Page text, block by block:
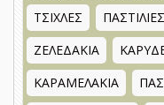
ΤΣΙΧΛΕΣ
ΠΑΣΤΙΛΙΕΣ
ΖΕΛΕΔΑΚΙΑ
ΚΑΡΑΜΕΛΑΚΙΑ